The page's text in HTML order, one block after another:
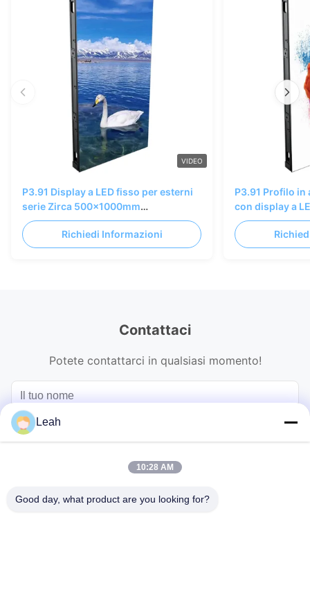
VIDEO
P3.91 Display a LED fisso per esterni
serie Zirca 500x1000mm
Modellazione creativa per esterni
Richiedi Informazioni
P3.91 Profilo
con display a
500x1000mm
Contattaci
Potete contattarci in qualsiasi momento!
Leah
10:28 AM
Good day, what product are you looking for?